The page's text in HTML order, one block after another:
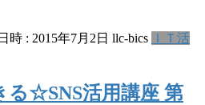
時 : 2015年7月2日 llc-bics
ＩＴ活
る☆SNS活用講座 第